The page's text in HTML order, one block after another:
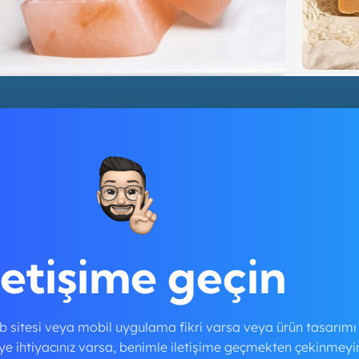
geçin
sitesi veya mobil uygulama fikri varsa veya ürün tasarımı
ihtiyacınız varsa, benimle iletişime geçmekten